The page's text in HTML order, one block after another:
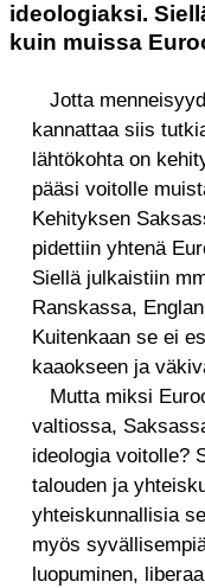
ideologiaksi.
kuin muissa
Jotta
kannattaa siis
lähtökohta on
pääsi voitolle
Kehityksen
pidettiin yhtenä
Siellä julkaistiin
Ranskassa,
Kuitenkaan se ei
kaaokseen ja
Mutta miksi
valtiossa,
ideologia voitolle?
talouden ja
yhteiskunnallisia
myös
luopuminen,